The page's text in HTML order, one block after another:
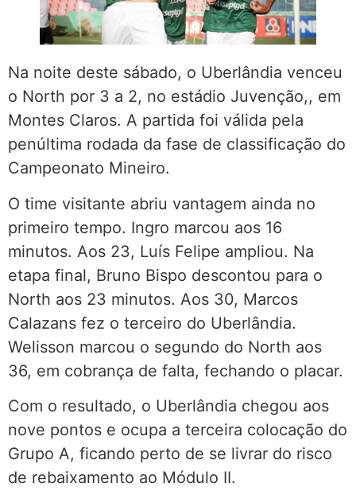
Na noite deste sábado, o Uberlândia venceu
o North por 3 a 2, no estádio Juvenção,, em
Montes Claros. A partida foi válida pela
penúltima rodada da fase de classificação do
Campeonato Mineiro.
O time visitante abriu vantagem ainda no
primeiro tempo. Ingro marcou aos 16
minutos. Aos 23, Luís Felipe ampliou. Na
etapa final, Bruno Bispo descontou para o
North aos 23 minutos. Aos 30, Marcos
Calazans fez o terceiro do Uberlândia.
Welisson marcou o segundo do North aos
36, em cobrança de falta, fechando o placar.
Com o resultado, o Uberlândia chegou aos
nove pontos e ocupa a terceira colocação do
Grupo A, ficando perto de se livrar do risco
de rebaixamento ao Módulo II.